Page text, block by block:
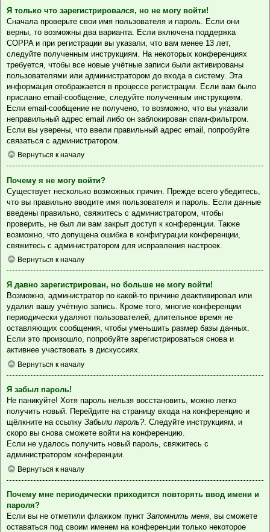
Я только что зарегистрировался, но не могу войти!
Сначала проверьте свои имя пользователя и пароль. Если они
верны, то возможны два варианта. Если включена поддержка
COPPA и при регистрации вы указали, что вам менее 13 лет,
следуйте полученным инструкциям. На некоторых конференциях
требуется, чтобы все новые учётные записи были активированы
пользователями или администратором до входа в систему. Эта
информация отображается в процессе регистрации. Если вам было
прислано email-сообщение, следуйте полученным инструкциям.
Если email-сообщение не получено, то возможно, что вы указали
неправильный адрес email либо он заблокирован спам-фильтром.
Если вы уверены, что ввели правильный адрес email, попробуйте
связаться с администратором.
Вернуться к началу
Почему я не могу войти?
Существует несколько возможных причин. Прежде всего убедитесь,
что вы правильно вводите имя пользователя и пароль. Если данные
введены правильно, свяжитесь с администратором, чтобы
проверить, не был ли вам закрыт доступ к конференции. Также
возможно, что допущена ошибка в конфигурации конференции,
свяжитесь с администратором для исправления настроек.
Вернуться к началу
Я давно зарегистрирован, но больше не могу войти!
Возможно, администратор по какой-то причине деактивировал или
удалил вашу учётную запись. Кроме того, многие конференции
периодически удаляют пользователей, длительное время не
оставляющих сообщения, чтобы уменьшить размер базы данных.
Если это произошло, попробуйте зарегистрироваться снова и
активнее участвовать в дискуссиях.
Вернуться к началу
Я забыл пароль!
Не паникуйте! Хотя пароль нельзя восстановить, можно легко
получить новый. Перейдите на страницу входа на конференцию и
щёлкните на ссылку Забыли пароль?. Следуйте инструкциям, и
скоро вы снова сможете войти на конференцию.
Если не удалось получить новый пароль, свяжитесь с
администратором конференции.
Вернуться к началу
Почему мне периодически приходится повторять ввод имени и
пароля?
Если вы не отметили флажком пункт Запомнить меня , вы сможете
оставаться под своим именем на конференции только некоторое